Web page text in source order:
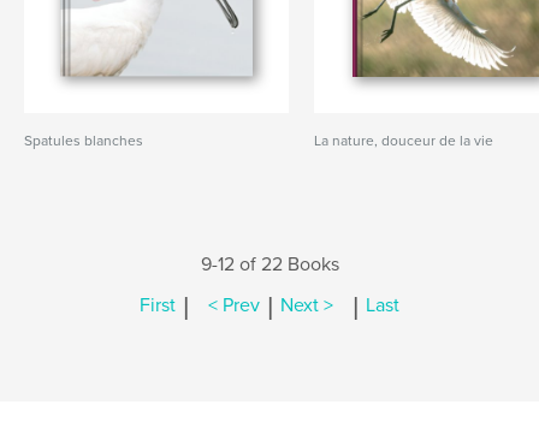
Spatules blanches La nature, douceur de la vie
9-12 of 22 Books
First | < Prev | Next > | Last